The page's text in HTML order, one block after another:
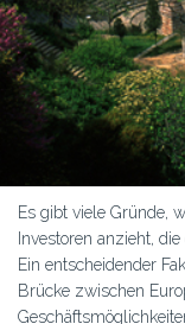
Es gibt viele Gründe,
Investoren anzieht,
Ein entscheidender
Brücke zwischen